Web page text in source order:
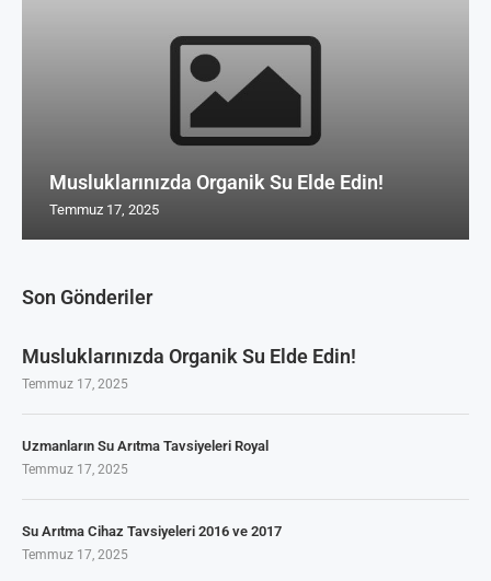
Son Gönderiler
Musluklarınızda Organik Su Elde Edin!
Temmuz 17, 2025
Uzmanların Su Arıtma Tavsiyeleri Royal
Temmuz 17, 2025
Su Arıtma Cihaz Tavsiyeleri 2016 ve 2017
Temmuz 17, 2025
Musluklarınızda Organik Su Elde Edin!
Temmuz 17, 2025